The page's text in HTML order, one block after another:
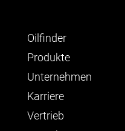
Oilfinder
Produkte
Unternehmen
Karriere
Vertrieb